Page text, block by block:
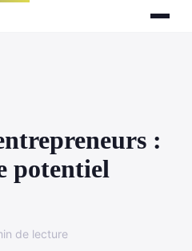
:
potentiel
de lecture